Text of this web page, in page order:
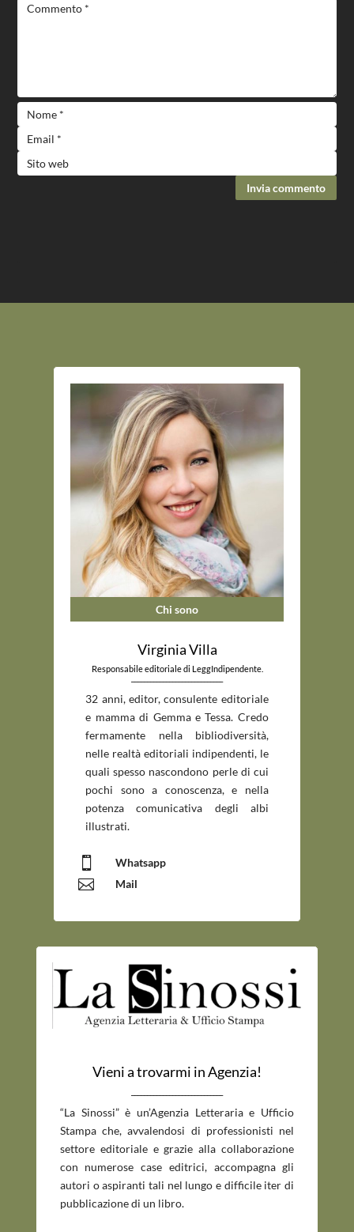
Invia commento
Chi sono
Virginia Villa
Responsabile editoriale di LeggIndipendente.
_____________________________
32 anni, editor, consulente editoriale
e mamma di Gemma e Tessa. Credo
fermamente nella bibliodiversità,
nelle realtà editoriali indipendenti, le
quali spesso nascondono perle di cui
pochi sono a conoscenza, e nella
potenza comunicativa degli albi
illustrati.
 Whatsapp
 Mail
Vieni a trovarmi in Agenzia!
“La Sinossi” è un’Agenzia Letteraria e Ufficio
Stampa che, avvalendosi di professionisti nel
settore editoriale e grazie alla collaborazione
con numerose case editrici, accompagna gli
autori o aspiranti tali nel lungo e difficile iter di
pubblicazione di un libro.